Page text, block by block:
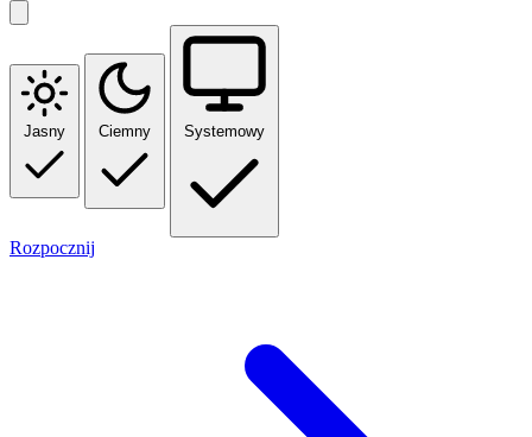
Jasny Ciemny Systemowy
Rozpocznij